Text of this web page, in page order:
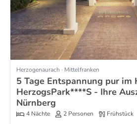
Herzogenaurach · Mittelfranken
5 Tage Entspannung pur im
HerzogsPark****S - Ihre
Nürnberg
4 Nächte 2 Personen Frühstück